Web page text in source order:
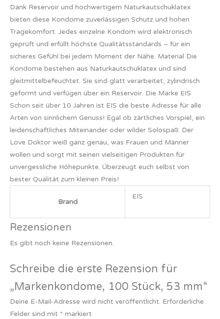
Dank Reservoir und hochwertigem Naturkautschuklatex
bieten diese Kondome zuverlässigen Schutz und hohen
Tragekomfort. Jedes einzelne Kondom wird elektronisch
geprüft und erfüllt höchste Qualitätsstandards – für ein
sicheres Gefühl bei jedem Moment der Nähe. Material Die
Kondome bestehen aus Naturkautschuklatex und sind
gleitmittelbefeuchtet. Sie sind glatt verarbeitet, zylindrisch
geformt und verfügen über ein Reservoir. Die Marke EIS
Schon seit über 10 Jahren ist EIS die beste Adresse für alle
Arten von sinnlichem Genuss! Egal ob zärtliches Vorspiel, ein
leidenschaftliches Miteinander oder wilder Solospaß: Der
Love Doktor weiß ganz genau, was Frauen und Männer
wollen und sorgt mit seinen vielseitigen Produkten für
unvergessliche Höhepunkte. Überzeugt euch selbst von
bester Qualität zum kleinen Preis!
Brand
EIS
Rezensionen
Es gibt noch keine Rezensionen.
Schreibe die erste Rezension für
„Markenkondome, 100 Stück, 53 mm“
Deine E-Mail-Adresse wird nicht veröffentlicht. Erforderliche
Felder sind mit * markiert